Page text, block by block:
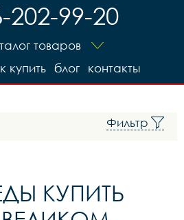
202-99-20
товаров
контакты
блог
купить
Фильтр
КУПИТЬ